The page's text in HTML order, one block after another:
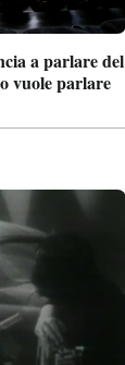
a parlare del
vuole parlare